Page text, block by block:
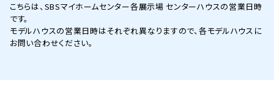
こちらは、SBSマイホームセンター各展示場 センターハウスの営業日時
です。
モデルハウスの営業日時はそれぞれ異なりますので、各モデルハウスに
お問い合わせください。